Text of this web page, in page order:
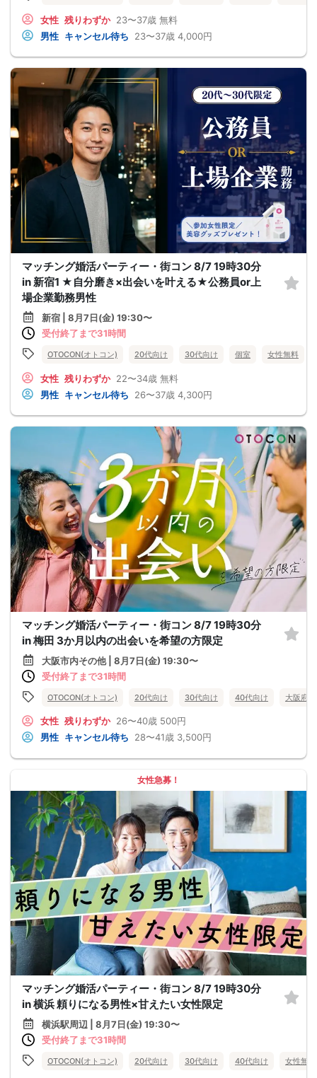
女性 残りわずか 23〜37歳 無料
男性 キャンセル待ち 23〜37歳 4,000円
マッチング婚活パーティー・街コン 8/7 19時30分
in 新宿1 ★自分磨き×出会いを叶える★公務員or上
場企業勤務男性
新宿 | 8月7日(金) 19:30〜
受付終了まで31時間
OTOCON(オトコン) 20代向け 30代向け 個室 女性無料
女性 残りわずか 22〜34歳 無料
男性 キャンセル待ち 26〜37歳 4,300円
マッチング婚活パーティー・街コン 8/7 19時30分
in 梅田 3か月以内の出会いを希望の方限定
大阪市内その他 | 8月7日(金) 19:30〜
受付終了まで31時間
OTOCON(オトコン) 20代向け 30代向け 40代向け 大阪府
女性 残りわずか 26〜40歳 500円
男性 キャンセル待ち 28〜41歳 3,500円
女性急募！
マッチング婚活パーティー・街コン 8/7 19時30分
in 横浜 頼りになる男性×甘えたい女性限定
横浜駅周辺 | 8月7日(金) 19:30〜
受付終了まで31時間
OTOCON(オトコン) 20代向け 30代向け 40代向け 女性無料